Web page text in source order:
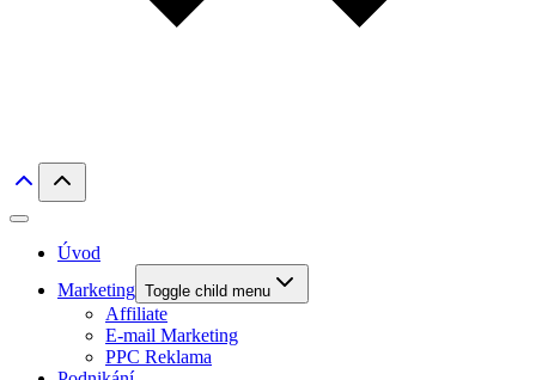
Úvod
Marketing Toggle child menu
Affiliate
E-mail Marketing
PPC Reklama